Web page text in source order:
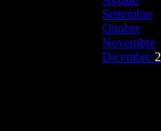
Settembre
Ottobre
Novembre
Dicembre 2